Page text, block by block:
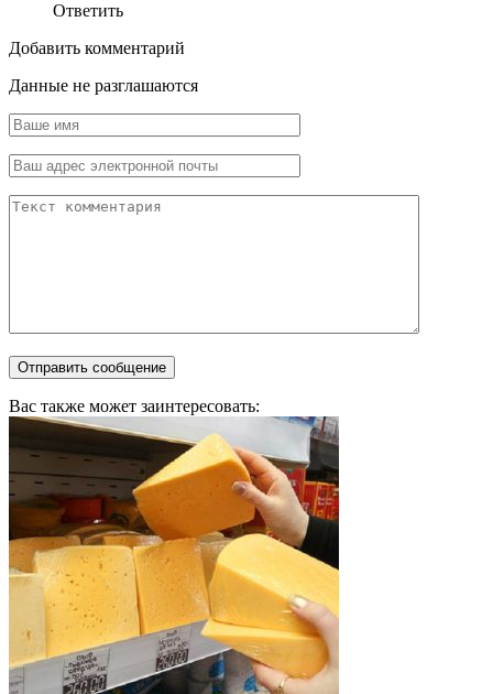
Ответить
Добавить комментарий
Данные не разглашаются
Вас также может заинтересовать: